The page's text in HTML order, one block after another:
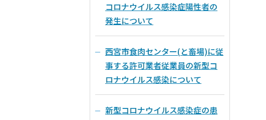
コロナウイルス感染症陽性者の
発生について
西宮市食肉センター(と畜場)に従
事する許可業者従業員の新型コ
ロナウイルス感染について
新型コロナウイルス感染症の患